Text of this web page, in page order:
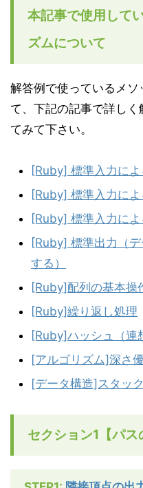
本記事で使用して
ズムについて
解答例で使っているメ
て、下記の記事で詳し
てみて下さい。
[Ruby] 標準入力に
[Ruby] 標準入力に
[Ruby] 標準入力に
[Ruby] 標準出力（
する）
[Ruby]配列の基本操
[Ruby]繰り返し処理
[Ruby]ハッシュ（連
[アルゴリズム]深さ
[データ構造]スタッ
セクション1【パス